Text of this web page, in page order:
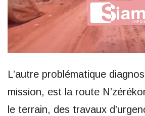
L’autre problématique
mission, est la route
le terrain, des travaux